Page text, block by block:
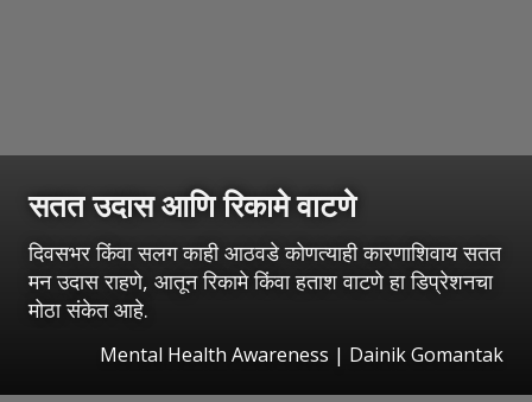
सतत उदास आणि रिकामे वाटणे
दिवसभर किंवा सलग काही आठवडे कोणत्याही कारणाशिवाय सतत
मन उदास राहणे, आतून रिकामे किंवा हताश वाटणे हा डिप्रेशनचा
मोठा संकेत आहे.
Mental Health Awareness | Dainik Gomantak